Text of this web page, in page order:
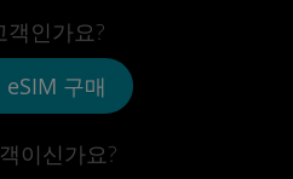
이신가요?
객인가요?
eSIM 구매